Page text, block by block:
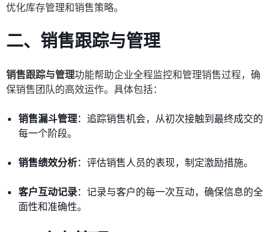
优化库存管理和销售策略。
二、销售跟踪与管理
销售跟踪与管理功能帮助企业全程监控和管理销售过程，确
保销售团队的高效运作。具体包括：
销售漏斗管理：追踪销售机会，从初次接触到最终成交的
每一个阶段。
销售绩效分析：评估销售人员的表现，制定激励措施。
客户互动记录：记录与客户的每一次互动，确保信息的全
面性和准确性。